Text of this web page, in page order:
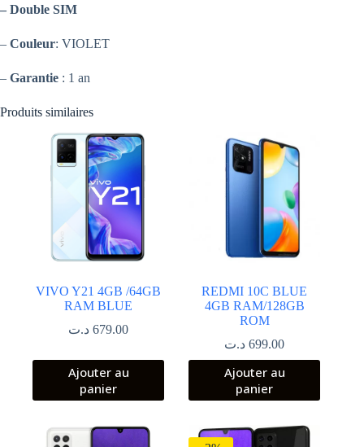
– Double SIM
– Couleur: VIOLET
– Garantie : 1 an
Produits similaires
VIVO Y21 4GB /64GB
RAM BLUE
679.00 د.ت
Ajouter au
panier
REDMI 10C BLUE
4GB RAM/128GB
ROM
699.00 د.ت
Ajouter au
panier